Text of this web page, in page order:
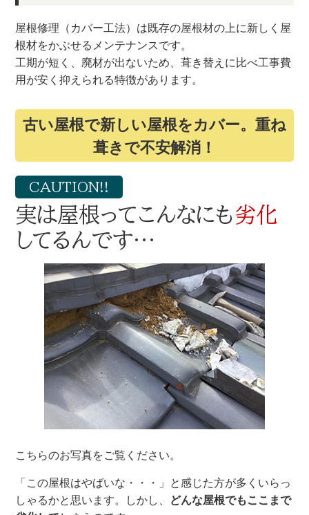
屋根修理（カバー工法）は既存の屋根材の上に新しく屋
根材をかぶせるメンテナンスです。
工期が短く、廃材が出ないため、葺き替えに比べ工事費
用が安く抑えられる特徴があります。
古い屋根で新しい屋根をカバー。重ね
葺きで不安解消！
CAUTION!!
実は屋根ってこんなにも劣化
してるんです…
こちらのお写真をご覧ください。
「この屋根はやばいな・・・」と感じた方が多くいらっ
しゃるかと思います。しかし、 どんな屋根でもここまで